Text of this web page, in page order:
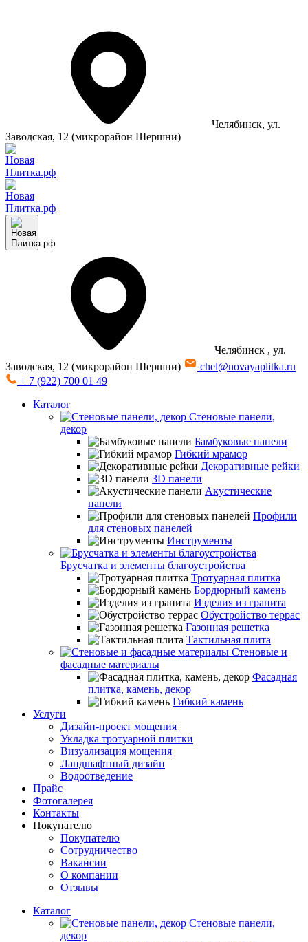
Челябинск, ул.
Заводская, 12 (микрорайон Шершни)
Челябинск , ул.
Заводская, 12 (микрорайон Шершни)
chel@novayaplitka.ru
+ 7 (922) 700 01 49
Каталог
Стеновые панели,
декор
Бамбуковые панели
Гибкий мрамор
Декоративные рейки
3D панели
Акустические
панели
Профили
для стеновых панелей
Инструменты
Брусчатка и элементы благоустройства
Тротуарная плитка
Бордюрный камень
Изделия из гранита
Обустройство террас
Газонная решетка
Тактильная плита
Стеновые и
фасадные материалы
Фасадная
плитка, камень, декор
Гибкий камень
Услуги
Дизайн-проект мощения
Укладка тротуарной плитки
Визуализация мощения
Ландшафтный дизайн
Водоотведение
Прайс
Фотогалерея
Контакты
Покупателю
Покупателю
Сотрудничество
Вакансии
О компании
Отзывы
Каталог
Стеновые панели,
декор